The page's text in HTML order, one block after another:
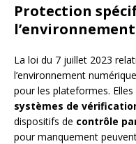
Protection
La loi du 7 juillet 2023
l’environnement
pour les plateformes.
systèmes de
dispositifs de contrôle
pour manquement